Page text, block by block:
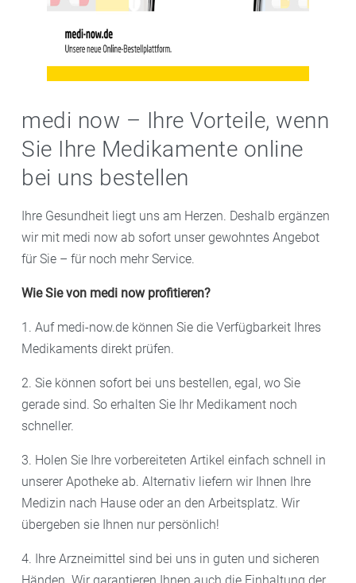
medi now – Ihre Vorteile, wenn
Sie Ihre Medikamente online
bei uns bestellen
Ihre Gesundheit liegt uns am Herzen. Deshalb ergänzen
wir mit medi now ab sofort unser gewohntes Angebot
für Sie – für noch mehr Service.
Wie Sie von medi now profitieren?
1. Auf medi-now.de können Sie die Verfügbarkeit Ihres
Medikaments direkt prüfen.
2. Sie können sofort bei uns bestellen, egal, wo Sie
gerade sind. So erhalten Sie Ihr Medikament noch
schneller.
3. Holen Sie Ihre vorbereiteten Artikel einfach schnell in
unserer Apotheke ab. Alternativ liefern wir Ihnen Ihre
Medizin nach Hause oder an den Arbeitsplatz. Wir
übergeben sie Ihnen nur persönlich!
4. Ihre Arzneimittel sind bei uns in guten und sicheren